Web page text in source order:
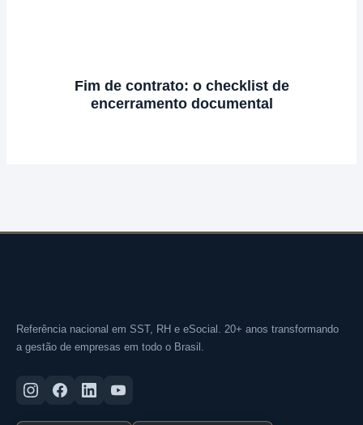
Fim de contrato: o checklist de
encerramento documental
Referência nacional em SST, RH e eSocial. 20+ anos transformando
a gestão de empresas em todo o Brasil.